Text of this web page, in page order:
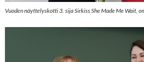
Vuoden näyttelyskotti 3. sija Sirkiss She Made Me Wait,